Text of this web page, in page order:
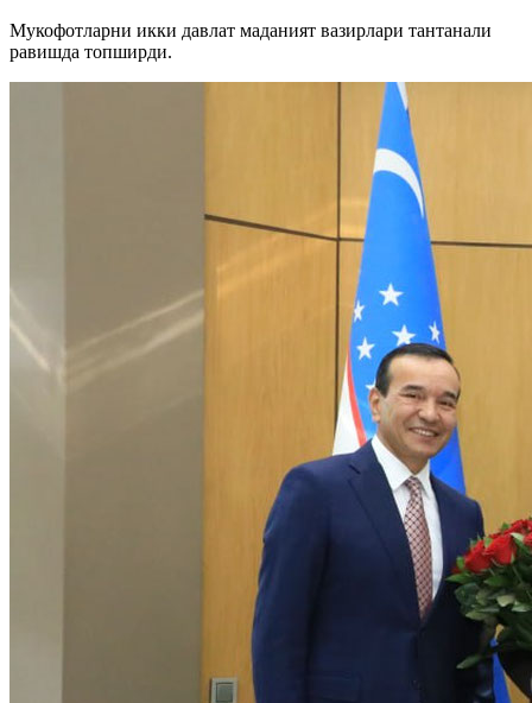
Мукофотларни икки давлат маданият вазирлари тантанали
равишда топширди.